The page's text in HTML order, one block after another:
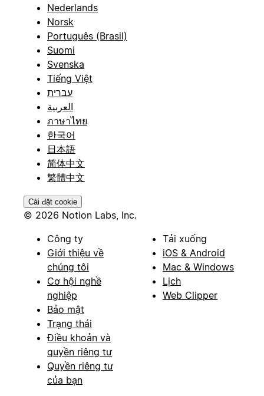
Nederlands
Norsk
Português (Brasil)
Suomi
Svenska
Tiếng Việt
עברית
العربية
ภาษาไทย
한국어
日本語
简体中文
繁體中文
Cài đặt cookie
© 2026 Notion Labs, Inc.
Công ty
Giới thiệu về
chúng tôi
Cơ hội nghề
nghiệp
Bảo mật
Trạng thái
Điều khoản và
quyền riêng tư
Quyền riêng tư
của bạn
Tải xuống
iOS & Android
Mac & Windows
Lịch
Web Clipper